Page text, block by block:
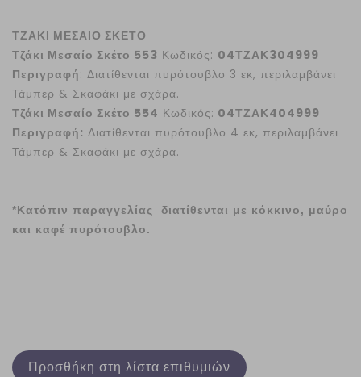
ΤΖΑΚΙ ΜΕΣΑΙΟ ΣΚΕΤΟ
Τζάκι Μεσαίο Σκέτο 553 Κωδικός: 04ΤΖΑΚ304999
Περιγραφή: Διατίθενται πυρότουβλο 3 εκ, περιλαμβάνει
Τάμπερ & Σκαφάκι με σχάρα.
Τζάκι Μεσαίο Σκέτο 554 Κωδικός: 04ΤΖΑΚ404999
Περιγραφή: Διατίθενται πυρότουβλο 4 εκ, περιλαμβάνει
Τάμπερ & Σκαφάκι με σχάρα.
*Κατόπιν παραγγελίας διατίθενται με κόκκινο, μαύρο
και καφέ πυρότουβλο.
Προσθήκη στη λίστα επιθυμιών